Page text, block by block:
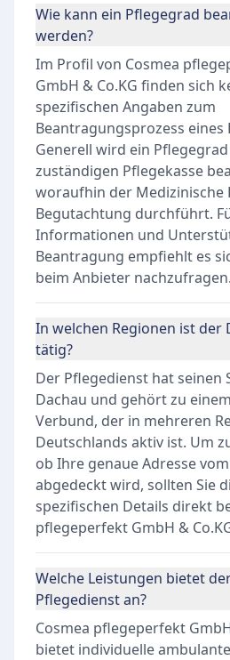
Wie kann ein Pflegegrad
werden?
Im Profil von Cosmea
GmbH & Co.KG finden sich
spezifischen Angaben zum
Beantragungsprozess eines
Generell wird ein
zuständigen Pflegekasse
woraufhin der Medizinische
Begutachtung durchführt.
Informationen und
Beantragung empfiehlt es
beim Anbieter nachzufragen.
In welchen Regionen ist der
tätig?
Der Pflegedienst hat seinen
Dachau und gehört zu
Verbund, der in mehreren
Deutschlands aktiv ist. Um
ob Ihre genaue Adresse
abgedeckt wird, sollten Sie
spezifischen Details direkt
pflegeperfekt GmbH &
Welche Leistungen bietet
Pflegedienst an?
Cosmea pflegeperfekt
bietet individuelle